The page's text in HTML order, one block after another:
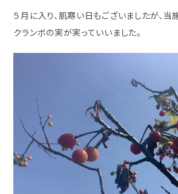
５月に入り、肌寒い日もございましたが、
クランボの実が実っていいました。